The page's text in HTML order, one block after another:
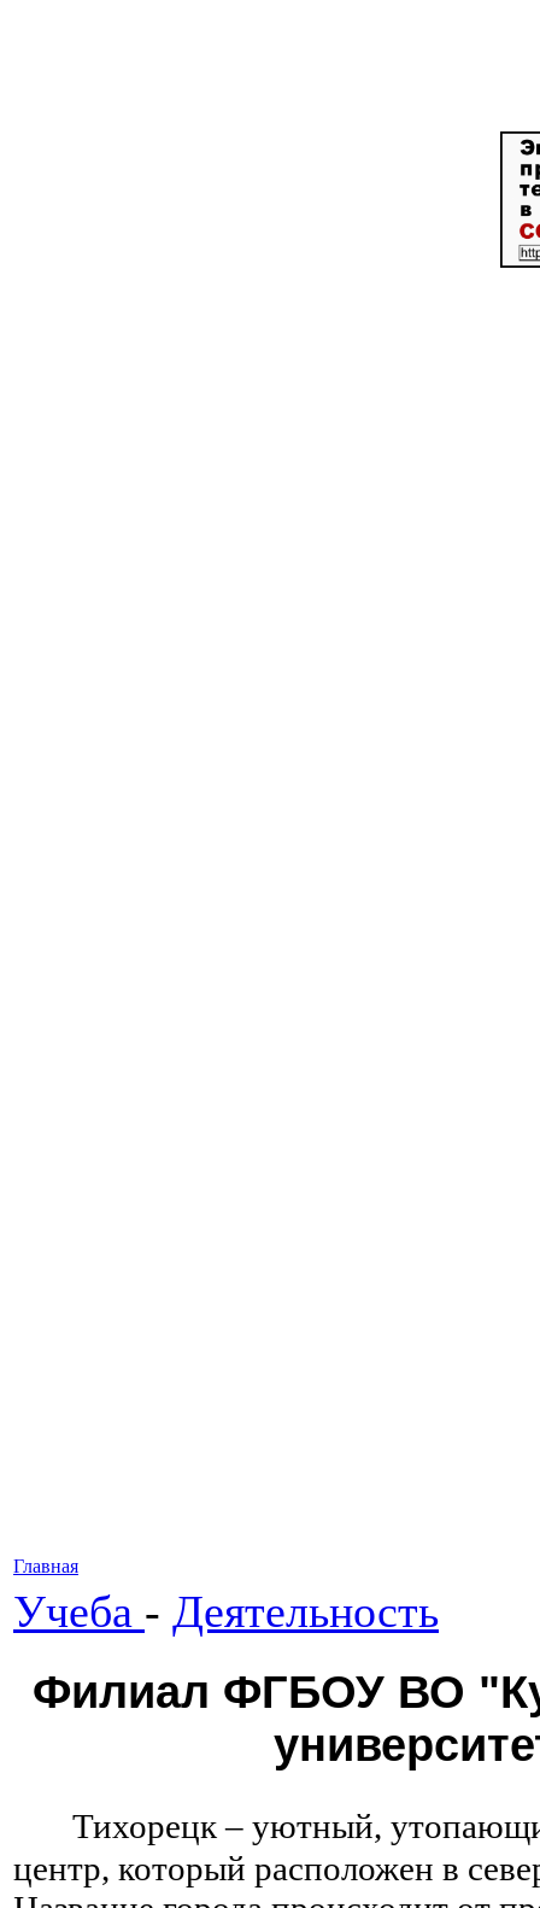
Главная
Учеба - Деятельность
Филиал ФГБОУ ВО
Тихорецк – уютный,
центр, который расположен в